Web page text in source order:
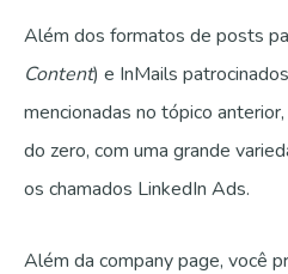
Além dos formatos de posts
Content) e InMails
mencionadas no tópico
do zero, com uma grande
os chamados LinkedIn Ads.
Além da company page, você